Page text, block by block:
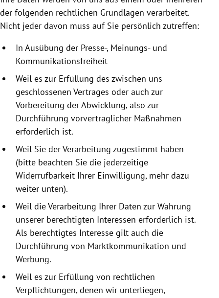
der folgenden rechtlichen Grundlagen verarbeitet.
Nicht jeder davon muss auf Sie persönlich zutreffen:
In Ausübung der Presse-, Meinungs- und
Kommunikationsfreiheit
Weil es zur Erfüllung des zwischen uns
geschlossenen Vertrages oder auch zur
Vorbereitung der Abwicklung, also zur
Durchführung vor­vertraglicher Maßnahmen
erforderlich ist.
Weil Sie der Verarbeitung zugestimmt haben
(bitte beachten Sie die jeder­zeitige
Widerrufbarkeit Ihrer Einwilligung, mehr dazu
weiter unten).
Weil die Verarbeitung Ihrer Daten zur Wahrung
unserer berechtigten Interessen erforderlich ist.
Als berechtigtes Interesse gilt auch die
Durchführung von Marktkommunikation und
Werbung.
Weil es zur Erfüllung von rechtlichen
Verpflichtungen, denen wir unterliegen,